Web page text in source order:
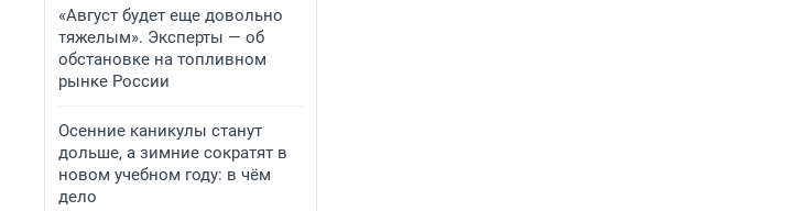
«Август будет еще довольно
тяжелым». Эксперты — об
обстановке на топливном
рынке России
Осенние каникулы станут
дольше, а зимние сократят в
новом учебном году: в чём
дело